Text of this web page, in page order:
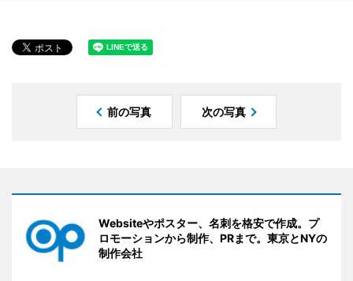
前の写真 次の写真
Websiteやポスター、名刺を格安で作成。プ
ロモーションから制作、PRまで。東京とNYの
制作会社